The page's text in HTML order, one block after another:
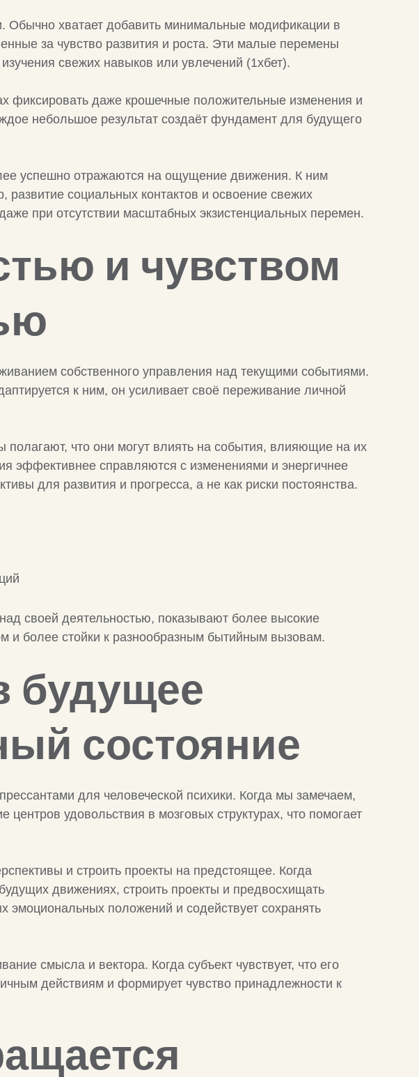
Обычно хватает добавить минимальные модификации в
за чувство развития и роста. Эти малые перемены
свежих навыков или увлечений (1хбет).
фиксировать даже крошечные положительные изменения и
небольшое результат создаёт фундамент для будущего
успешно отражаются на ощущение движения. К ним
социальных контактов и освоение свежих
при отсутствии масштабных экзистенциальных перемен.
и чувством
собственного управления над текущими событиями.
к ним, он усиливает своё переживание личной
что они могут влиять на события, влияющие на их
эффективнее справляются с изменениями и энергичнее
для развития и прогресса, а не как риски постоянства.
своей деятельностью, показывают более высокие
и более стойки к разнообразным бытийным вызовам.
будущее
состояние
для человеческой психики. Когда мы замечаем,
удовольствия в мозговых структурах, что помогает
и строить проекты на предстоящее. Когда
движениях, строить проекты и предвосхищать
эмоциональных положений и содействует сохранять
смысла и вектора. Когда субъект чувствует, что его
действиям и формирует чувство принадлежности к